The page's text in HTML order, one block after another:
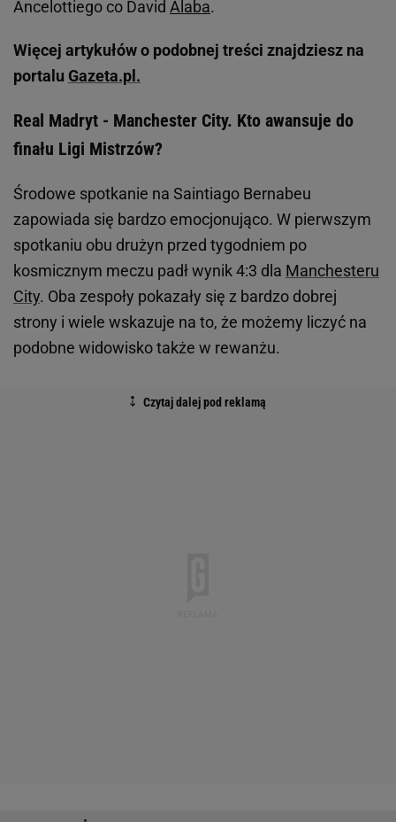
Ancelottiego co David Alaba.
Więcej artykułów o podobnej treści znajdziesz na
portalu Gazeta.pl.
Real Madryt - Manchester City. Kto awansuje do
finału Ligi Mistrzów?
Środowe spotkanie na Saintiago Bernabeu
zapowiada się bardzo emocjonująco. W pierwszym
spotkaniu obu drużyn przed tygodniem po
kosmicznym meczu padł wynik 4:3 dla Manchesteru
City. Oba zespoły pokazały się z bardzo dobrej
strony i wiele wskazuje na to, że możemy liczyć na
podobne widowisko także w rewanżu.